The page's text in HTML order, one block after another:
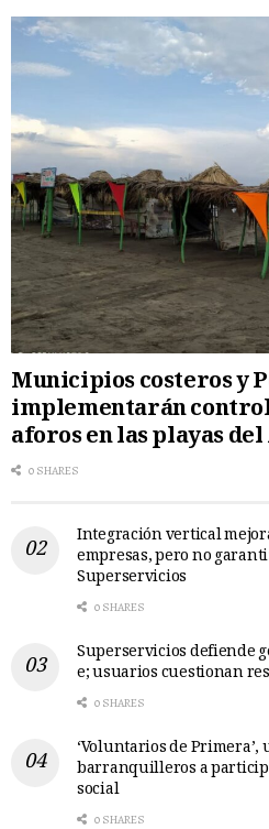
Municipios costeros y
implementarán
aforos en las playas
0 SHARES
Integración vertical
empresas, pero no
Superservicios
0 SHARES
Superservicios defiende
e; usuarios cuestionan
0 SHARES
‘Voluntarios de Primera’,
barranquilleros a
social
0 SHARES